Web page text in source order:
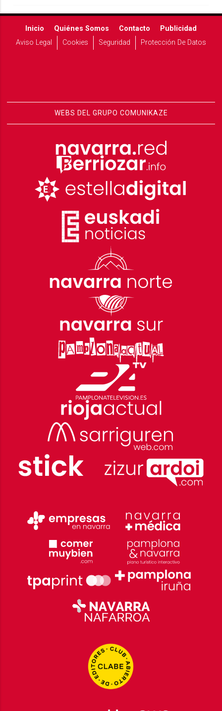
Inicio Quiénes Somos Contacto
Publicidad
Aviso Legal
Cookies Seguridad Protección De Datos
WEBS DEL GRUPO COMUNIKAZE